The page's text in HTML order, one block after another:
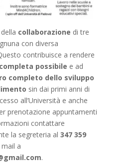
collaborazione di tre
con diversa
contribuisce a rendere
possibile e ad
completo dello sviluppo
sin dai primi anni di
all’Università e anche
appuntamenti
contattare
la segreteria al 347 359
a
.